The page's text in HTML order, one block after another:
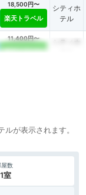
18,500円〜
楽天トラベル
シティホ
テル
11,400円〜
楽天トラベル
シティホ
楽天トラベル
テル
3,500円〜
が表示されます。
数
室